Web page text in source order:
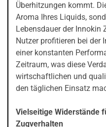
Überhitzungen kommt.
Aroma Ihres Liquids,
Lebensdauer der Innokin
Nutzer profitieren bei der
einer konstanten
Zeitraum, was diese
wirtschaftlichen und
den täglichen Einsatz
Vielseitige Widerstände
Zugverhalten